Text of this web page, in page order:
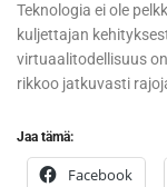
Teknologia ei ole
kuljettajan
virtuaalitodellisuus
rikkoo jatkuvasti
Jaa tämä:
Facebook